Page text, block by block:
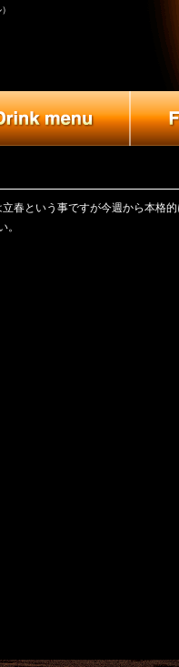
春という事ですが今週から本格
。